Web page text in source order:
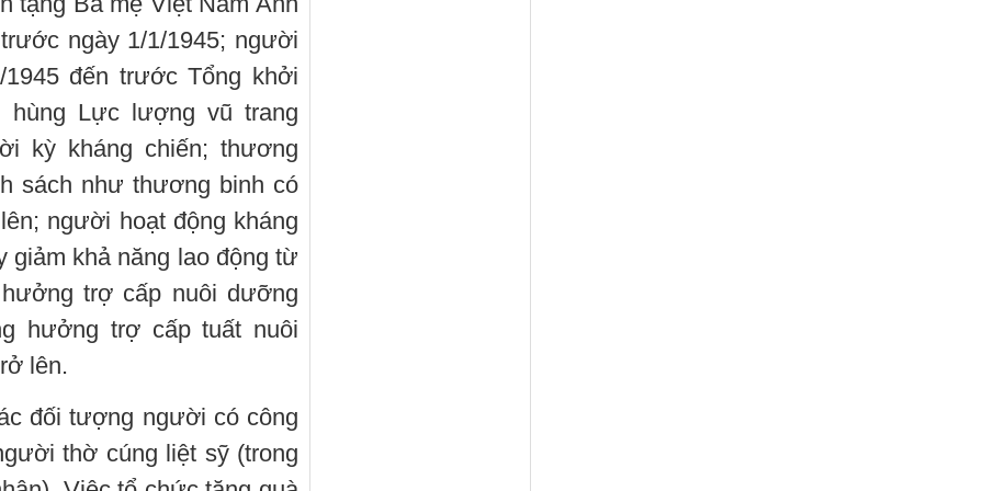
ngày 1/1/1945; người
đến trước Tổng khởi
hùng Lực lượng vũ trang
kỳ kháng chiến; thương
sách như thương binh có
người hoạt động kháng
giảm khả năng lao động từ
trợ cấp nuôi dưỡng
hưởng trợ cấp tuất nuôi
lên.
đối tượng người có công
thờ cúng liệt sỹ (trong